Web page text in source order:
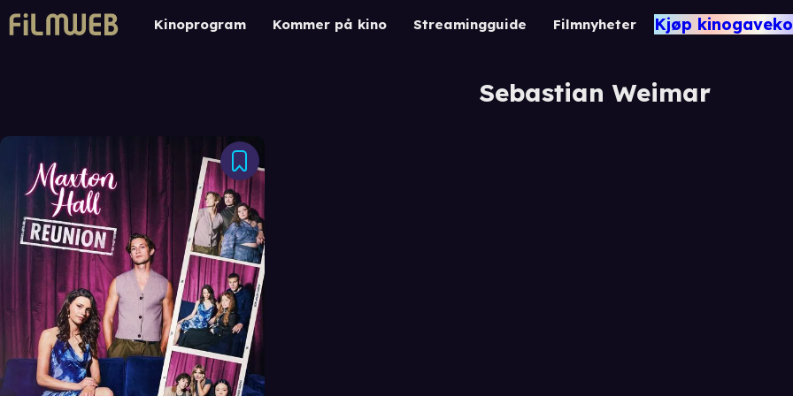
Kinoprogram Kommer på kino Streamingguide Filmnyheter Kjøp
Sebastian Weimar